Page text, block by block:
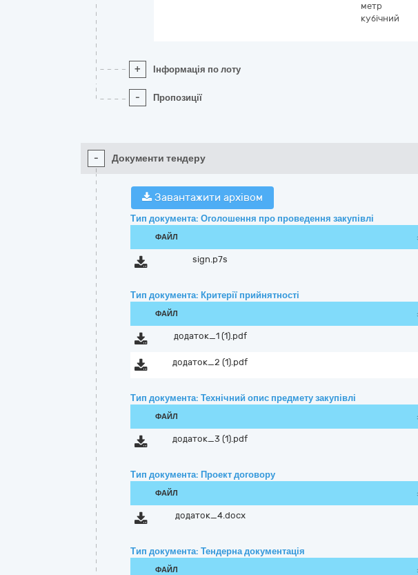
метр
кубічний
+ Інформація по лоту
- Пропозиції
- Документи тендеру
Завантажити архівом
Тип документа: Оголошення про проведення закупівлі
ФАЙЛ
sign.p7s
Тип документа: Критерії прийнятності
ФАЙЛ
додаток_1 (1).pdf
додаток_2 (1).pdf
Тип документа: Технічний опис предмету закупівлі
ФАЙЛ
додаток_3 (1).pdf
Тип документа: Проект договору
ФАЙЛ
додаток_4.docx
Тип документа: Тендерна документація
ФАЙЛ